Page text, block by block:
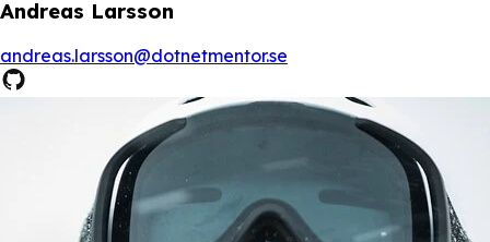
Andreas Larsson
andreas.larsson@dotnetmentor.se